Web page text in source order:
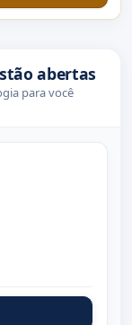
abertas
para você